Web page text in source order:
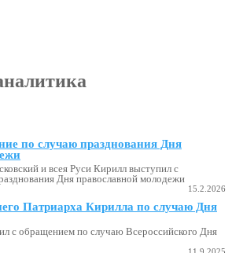
по случаю празднования Дня
и всея Руси Кирилл выступил с
Дня православной молодежи
15.2.2026
Патриарха Кирилла по случаю Дня
с обращением по случаю Всероссийского Дня